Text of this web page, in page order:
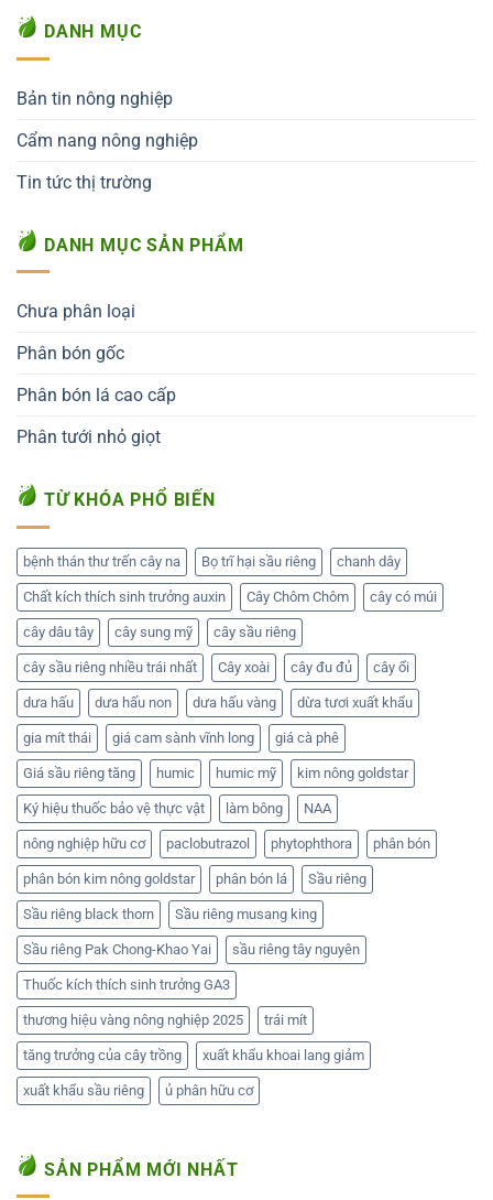
DANH MỤC
Bản tin nông nghiệp
Cẩm nang nông nghiệp
Tin tức thị trường
DANH MỤC SẢN PHẨM
Chưa phân loại
Phân bón gốc
Phân bón lá cao cấp
Phân tưới nhỏ giọt
TỪ KHÓA PHỔ BIẾN
bệnh thán thư trến cây na Bọ trĩ hại sầu riêng chanh dây
Chất kích thích sinh trưởng auxin Cây Chôm Chôm cây có múi
cây dâu tây cây sung mỹ cây sầu riêng
cây sầu riêng nhiều trái nhất Cây xoài cây đu đủ cây ổi
dưa hấu dưa hấu non dưa hấu vàng dừa tươi xuất khẩu
gia mít thái giá cam sành vĩnh long giá cà phê
Giá sầu riêng tăng humic humic mỹ kim nông goldstar
Ký hiệu thuốc bảo vệ thực vật làm bông NAA
nông nghiệp hữu cơ paclobutrazol phytophthora phân bón
phân bón kim nông goldstar phân bón lá Sầu riêng
Sầu riêng black thorn Sầu riêng musang king
Sầu riêng Pak Chong-Khao Yai sầu riêng tây nguyên
Thuốc kích thích sinh trưởng GA3
thương hiệu vàng nông nghiệp 2025 trái mít
tăng trưởng của cây trồng xuất khẩu khoai lang giảm
xuất khẩu sầu riêng ủ phân hữu cơ
SẢN PHẨM MỚI NHẤT